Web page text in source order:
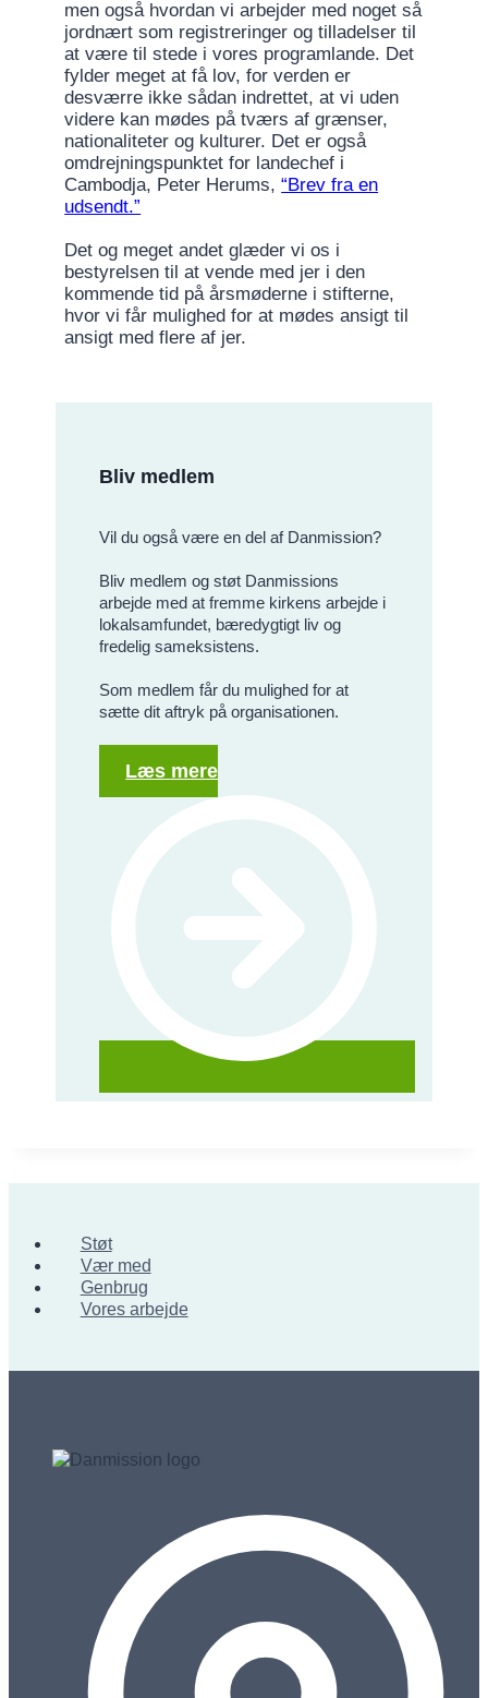
men også hvordan vi arbejder med noget så
jordnært som registreringer og tilladelser til
at være til stede i vores programlande. Det
fylder meget at få lov, for verden er
desværre ikke sådan indrettet, at vi uden
videre kan mødes på tværs af grænser,
nationaliteter og kulturer. Det er også
omdrejningspunktet for landechef i
Cambodja, Peter Herums,“Brev fra en
udsendt.”
Det og meget andet glæder vi os i
bestyrelsen til at vende med jer i den
kommende tid på årsmøderne i stifterne,
hvor vi får mulighed for at mødes ansigt til
ansigt med flere af jer.
Bliv medlem
Vil du også være en del af Danmission?
Bliv medlem og støt Danmissions
arbejde med at fremme kirkens arbejde i
lokalsamfundet, bæredygtigt liv og
fredelig sameksistens.
Som medlem får du mulighed for at
sætte dit aftryk på organisationen.
Læs mere
Støt
Vær med
Genbrug
Vores arbejde